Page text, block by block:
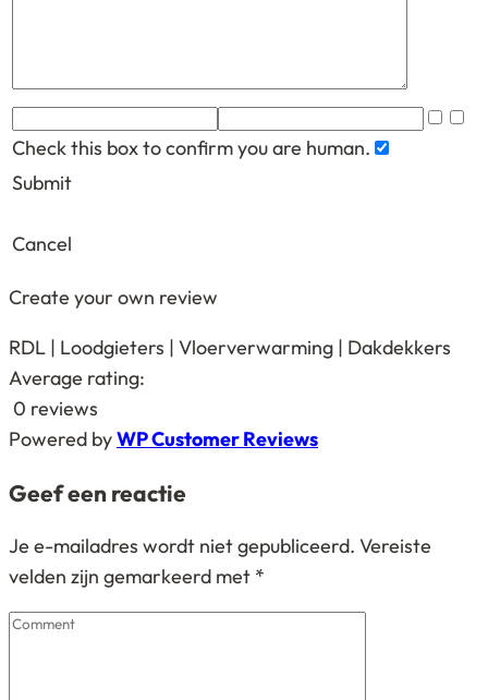
Check this box to confirm you are human.
Submit
Cancel
Create your own review
RDL | Loodgieters | Vloerverwarming | Dakdekkers
Average rating:
0 reviews
Powered byWP Customer Reviews
Geef een reactie
Je e-mailadres wordt niet gepubliceerd. Vereiste
velden zijn gemarkeerd met *
Comment